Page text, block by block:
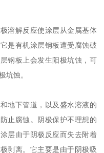
溶解反应使涂层从金属基体
是有机涂层钢板遭受腐蚀破
钢板上会发生阳极坑蚀，可
坑蚀。
地下管道，以及盛水溶液的
止腐蚀。阴极保护不理想的
层由于阴极反应而失去附着
剥离。它主要是由于阴极吸